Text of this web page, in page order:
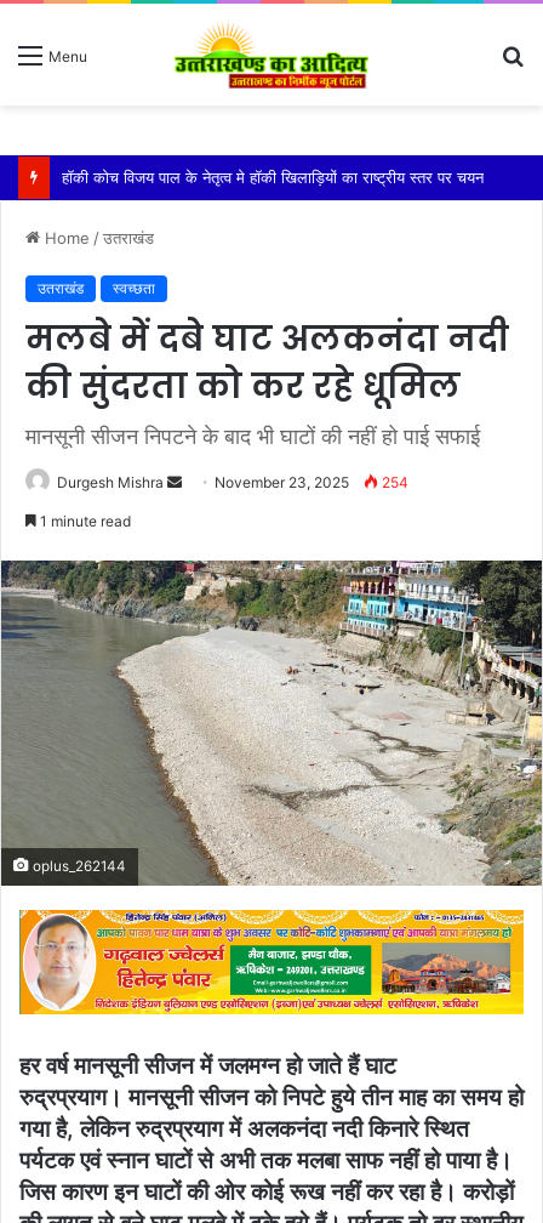
Menu
किशोरी को बेहोश कर झाड़ियों में दुष्कर्म, गंभीर हालत में एम्स में भर्ती
Home /उतराखंड
उतराखंड स्वच्छता
मलबे में दबे घाट अलकनंदा नदी
की सुंदरता को कर रहे धूमिल
मानसूनी सीजन निपटने के बाद भी घाटों की नहीं हो पाई सफाई
Durgesh Mishra
Send November 23, 2025 254
1 minute read
oplus_262144
हर वर्ष मानसूनी सीजन में जलमग्न हो जाते हैं घाट
रुद्रप्रयाग। मानसूनी सीजन को निपटे हुये तीन माह का समय हो
गया है, लेकिन रुद्रप्रयाग में अलकनंदा नदी किनारे स्थित
पर्यटक एवं स्नान घाटों से अभी तक मलबा साफ नहीं हो पाया है।
जिस कारण इन घाटों की ओर कोई रूख नहीं कर रहा है। करोड़ों